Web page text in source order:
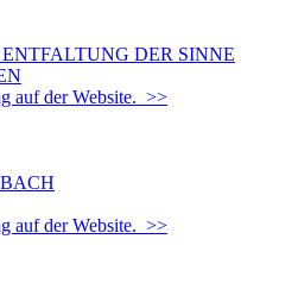
DER SINNE
auf der Website. >>
auf der Website. >>